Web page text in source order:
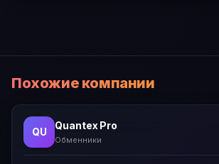
Похожие компании
QU
Quantex Pro
Обменники